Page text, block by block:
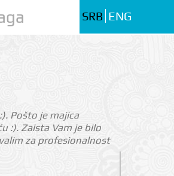
SRB ENG
Pošto je majica
:). Zaista Vam je bilo
za profesionalnost